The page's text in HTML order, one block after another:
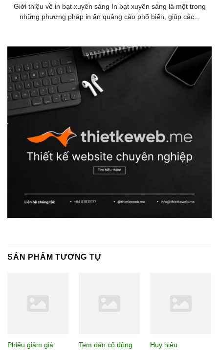
Giới thiệu về in bạt xuyên sáng In bạt xuyên sáng là một trong
những phương pháp in ấn quảng cáo phổ biến, giúp các...
SẢN PHẨM TƯƠNG TỰ
Phiếu giảm giá Tem dán cổ động Huy hiệu